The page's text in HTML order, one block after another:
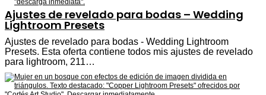
Ajustes de revelado para bodas – Wedding
Lightroom Presets
Ajustes de revelado para bodas - Wedding Lightroom
Presets. Esta oferta contiene todos mis ajustes de revelado
para lightroom, 211…